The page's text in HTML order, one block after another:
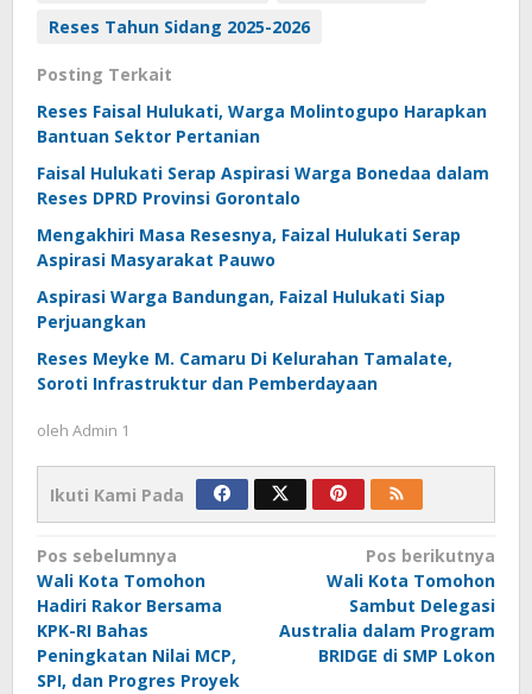
Reses Tahun Sidang 2025-2026
Posting Terkait
Reses Faisal Hulukati, Warga Molintogupo Harapkan
Bantuan Sektor Pertanian
Faisal Hulukati Serap Aspirasi Warga Bonedaa dalam
Reses DPRD Provinsi Gorontalo
Mengakhiri Masa Resesnya, Faizal Hulukati Serap
Aspirasi Masyarakat Pauwo
Aspirasi Warga Bandungan, Faizal Hulukati Siap
Perjuangkan
Reses Meyke M. Camaru Di Kelurahan Tamalate,
Soroti Infrastruktur dan Pemberdayaan
oleh Admin 1
Ikuti Kami Pada
Navigasi
pos
Pos sebelumnya
Wali Kota Tomohon
Hadiri Rakor Bersama
KPK-RI Bahas
Peningkatan Nilai MCP,
SPI, dan Progres Proyek
Pos berikutnya
Wali Kota Tomohon
Sambut Delegasi
Australia dalam Program
BRIDGE di SMP Lokon